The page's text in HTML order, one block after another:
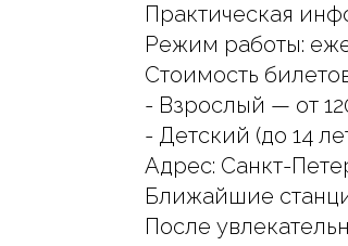
Практическая
Режим работы:
Стоимость
- Взрослый — от
- Детский (до 14
Адрес: Санкт-
Ближайшие
После